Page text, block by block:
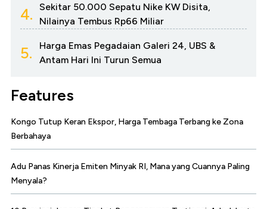
4.
Sekitar 50.000 Sepatu Nike KW Disita,
Nilainya Tembus Rp66 Miliar
5.
Harga Emas Pegadaian Galeri 24, UBS &
Antam Hari Ini Turun Semua
Features
Kongo Tutup Keran Ekspor, Harga Tembaga Terbang ke Zona
Berbahaya
Adu Panas Kinerja Emiten Minyak RI, Mana yang Cuannya Paling
Menyala?